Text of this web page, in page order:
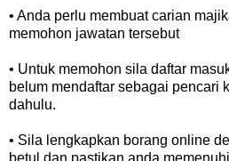
• Anda perlu membuat carian
memohon jawatan tersebut
• Untuk memohon sila daftar
belum mendaftar sebagai pencari
dahulu.
• Sila lengkapkan borang online
betul dan pastikan anda